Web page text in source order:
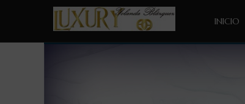
INICIO